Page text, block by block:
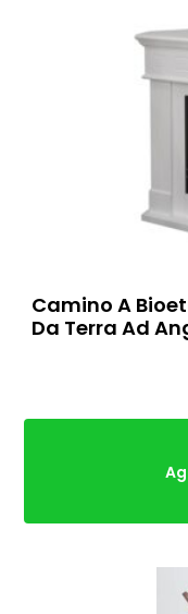
Camino A
Da Terra Ad